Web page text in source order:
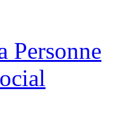
Personne